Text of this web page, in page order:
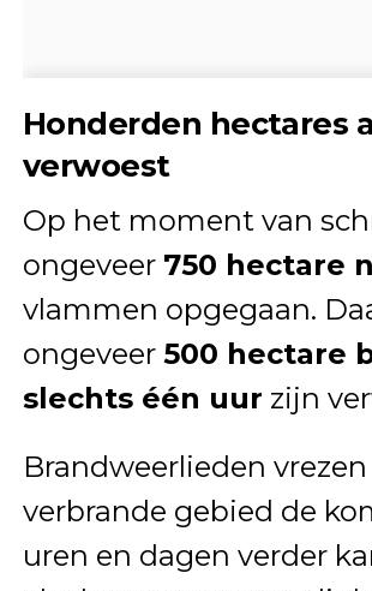
Honderden hectares
verwoest
Op het moment van
ongeveer 750 hectare
vlammen opgegaan.
ongeveer 500 hectare
slechts één uur zijn
Brandweerlieden
verbrande gebied de
uren en dagen verder